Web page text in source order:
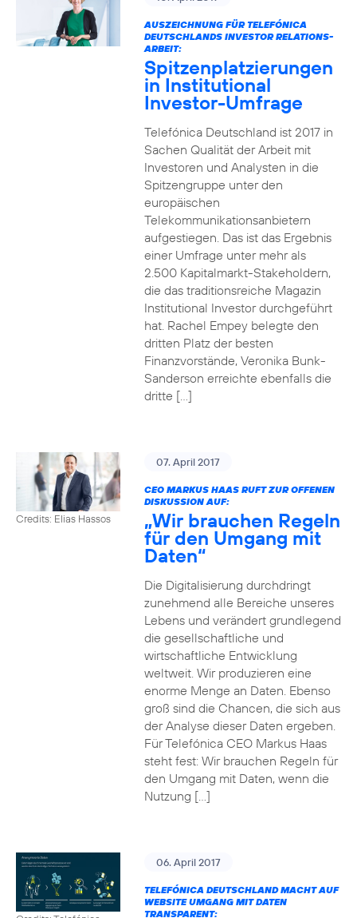
AUSZEICHNUNG FÜR TELEFÓNICA
DEUTSCHLANDS INVESTOR RELATIONS-
ARBEIT:
Spitzenplatzierungen
in Institutional
Investor-Umfrage
Telefónica Deutschland ist 2017 in
Sachen Qualität der Arbeit mit
Investoren und Analysten in die
Spitzengruppe unter den
europäischen
Telekommunikationsanbietern
aufgestiegen. Das ist das Ergebnis
einer Umfrage unter mehr als
2.500 Kapitalmarkt-Stakeholdern,
die das traditionsreiche Magazin
Institutional Investor durchgeführt
hat. Rachel Empey belegte den
dritten Platz der besten
Finanzvorstände, Veronika Bunk-
Sanderson erreichte ebenfalls die
dritte […]
Credits: Elias Hassos
07. April 2017
CEO MARKUS HAAS RUFT ZUR OFFENEN
DISKUSSION AUF:
„Wir brauchen Regeln
für den Umgang mit
Daten“
Die Digitalisierung durchdringt
zunehmend alle Bereiche unseres
Lebens und verändert grundlegend
die gesellschaftliche und
wirtschaftliche Entwicklung
weltweit. Wir produzieren eine
enorme Menge an Daten. Ebenso
groß sind die Chancen, die sich aus
der Analyse dieser Daten ergeben.
Für Telefónica CEO Markus Haas
steht fest: Wir brauchen Regeln für
den Umgang mit Daten, wenn die
Nutzung […]
06. April 2017
TELEFÓNICA DEUTSCHLAND MACHT AUF
WEBSITE UMGANG MIT DATEN
TRANSPARENT: